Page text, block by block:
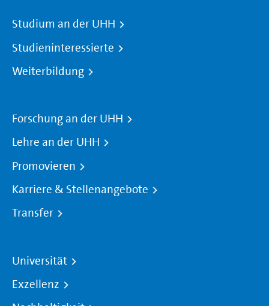
Studium an der UHH
Studieninteressierte
Weiterbildung
Forschung an der UHH
Lehre an der UHH
Promovieren
Karriere & Stellenangebote
Transfer
Universität
Exzellenz